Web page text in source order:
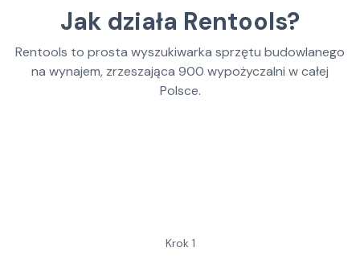
Jak działa Rentools?
Rentools to prosta wyszukiwarka sprzętu budowlanego
na wynajem, zrzeszająca 900 wypożyczalni w całej
Polsce.
Krok 1